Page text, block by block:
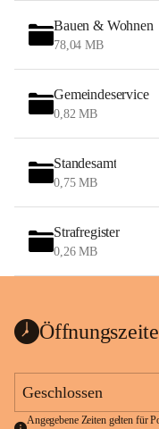
Bauen & Wohnen
78,04 MB
Gemeindeservice
0,82 MB
Standesamt
0,75 MB
Strafregister
0,26 MB
Geschlossen
Angegebene Zeiten gelten für